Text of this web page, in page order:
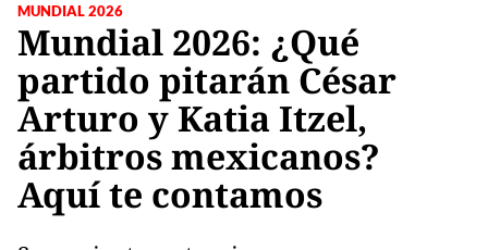
MUNDIAL 2026
Mundial 2026: ¿Qué
partido pitarán César
Arturo y Katia Itzel,
árbitros mexicanos?
Aquí te contamos